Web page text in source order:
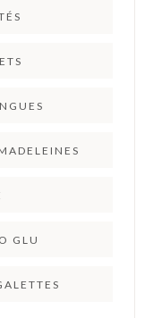
GLU